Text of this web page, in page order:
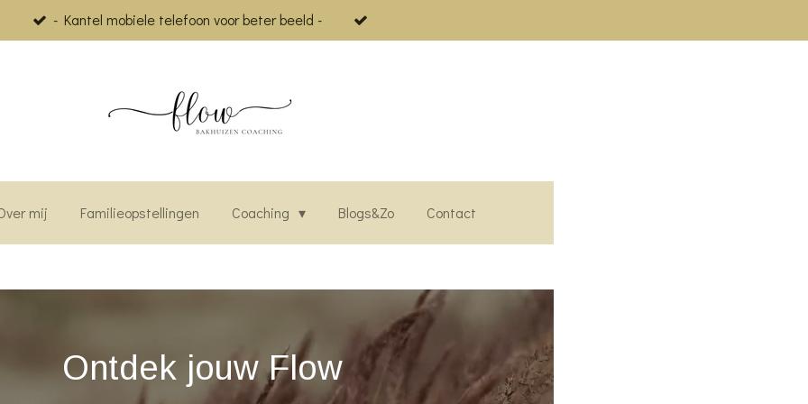
- Kantel mobiele telefoon voor beter beeld -
mij Familieopstellingen Coaching Blogs&Zo Contact
Ontdek jouw Flow